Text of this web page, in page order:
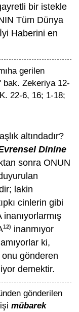
bir istekle
Tüm Dünya
Haberini en
gerilen
bak. Zekeriya 12-
22-6, 16; 1-18;
altındadır?
Dinine
sonra ONUN
lakin
cinlerin gibi
12) inanmıyor
ki,
gönderen
demektir.
gönderilen
mübarek